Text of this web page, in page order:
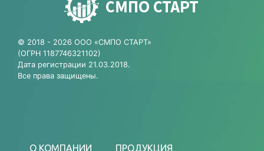
© 2018 - 2026 ООО «СМПО СТАРТ»
(ОГРН 1187746321102)
Дата регистрации 21.03.2018.
Все права защищены.
О КОМПАНИИ ПРОДУКЦИЯ